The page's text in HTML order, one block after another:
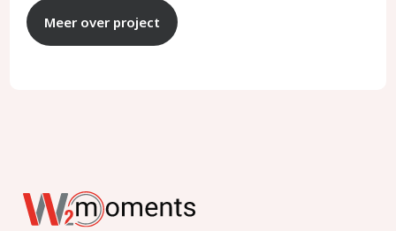
Meer over project